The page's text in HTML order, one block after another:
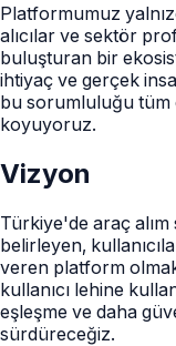
Platformumuz
alıcılar ve sektör
buluşturan bir
ihtiyaç ve gerçek
bu sorumluluğu tüm
koyuyoruz.
Vizyon
Türkiye'de araç alım
belirleyen,
veren platform
kullanıcı lehine
eşleşme ve daha
sürdüreceğiz.